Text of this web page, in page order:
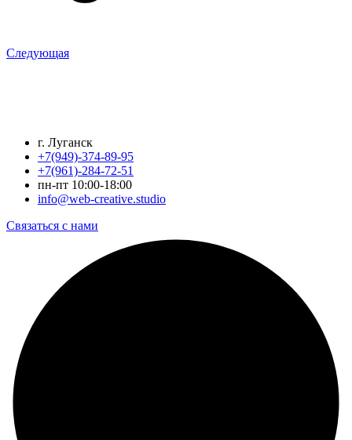
Следующая
г. Луганск
+7(949)-374-89-95
+7(961)-284-72-51
пн-пт 10:00-18:00
info@web-creative.studio
Связаться с нами